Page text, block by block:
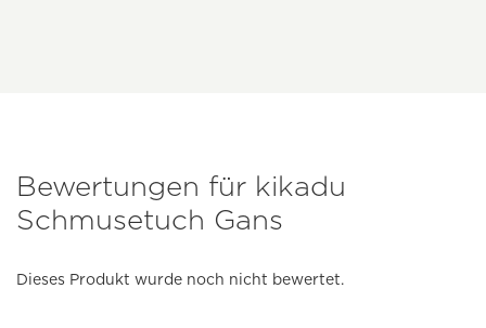
Bewertungen für kikadu
Schmusetuch Gans
Dieses Produkt wurde noch nicht bewertet.